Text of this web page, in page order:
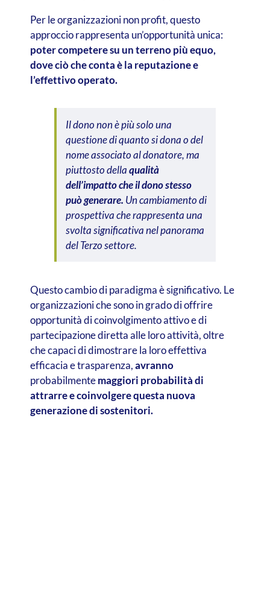
Per le organizzazioni non profit, questo
approccio rappresenta un’opportunità unica:
poter competere su un terreno più equo,
dove ciò che conta è la reputazione e
l’effettivo operato.
Il dono non è più solo una
questione di quanto si dona o del
nome associato al donatore, ma
piuttosto dellaqualità
dell’impatto che il dono stesso
può generare. Un cambiamento di
prospettiva che rappresenta una
svolta significativa nel panorama
del Terzo settore.
Questo cambio di paradigma è significativo. Le
organizzazioni che sono in grado di offrire
opportunità di coinvolgimento attivo e di
partecipazione diretta alle loro attività, oltre
che capaci di dimostrare la loro effettiva
efficacia e trasparenza,avranno
probabilmentemaggiori probabilità di
attrarre e coinvolgere questa nuova
generazione di sostenitori.